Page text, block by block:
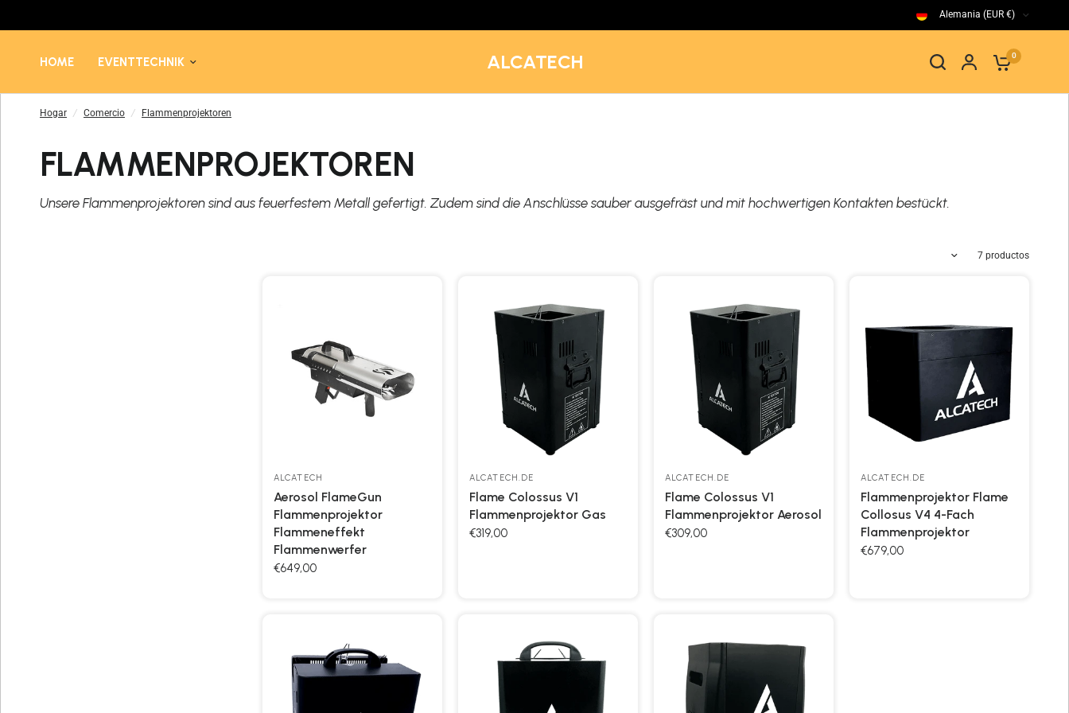
Alemania (EUR €)
HOME EVENTTECHNIK ALCATECH 0
Hogar / Comercio / Flammenprojektoren
FLAMMENPROJEKTOREN
Unsere Flammenprojektoren sind aus feuerfestem Metall gefertigt. Zudem sind die Anschlüsse sauber ausgefräst und mit hochwertigen Kontakten bestückt.
7 productos
ALCATECH
Aerosol FlameGun
Flammenprojektor
Flammeneffekt
Flammenwerfer
€649,00
ALCATECH.DE
Flame Colossus V1
Flammenprojektor Gas
€319,00
ALCATECH.DE
Flame Colossus V1
Flammenprojektor Aerosol
€309,00
ALCATECH.DE
Flammenprojektor Flame
Collosus V4 4-Fach
Flammenprojektor
€679,00